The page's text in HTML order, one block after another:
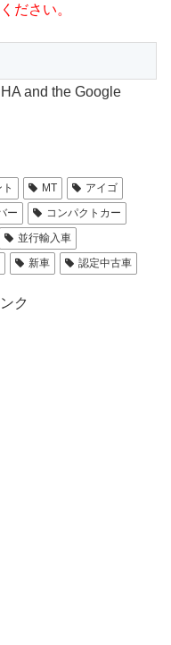
ださい。
and the Google
MT
アイゴ
ー
コンパクトカー
並行輸入車
新車 認定中古車
ク